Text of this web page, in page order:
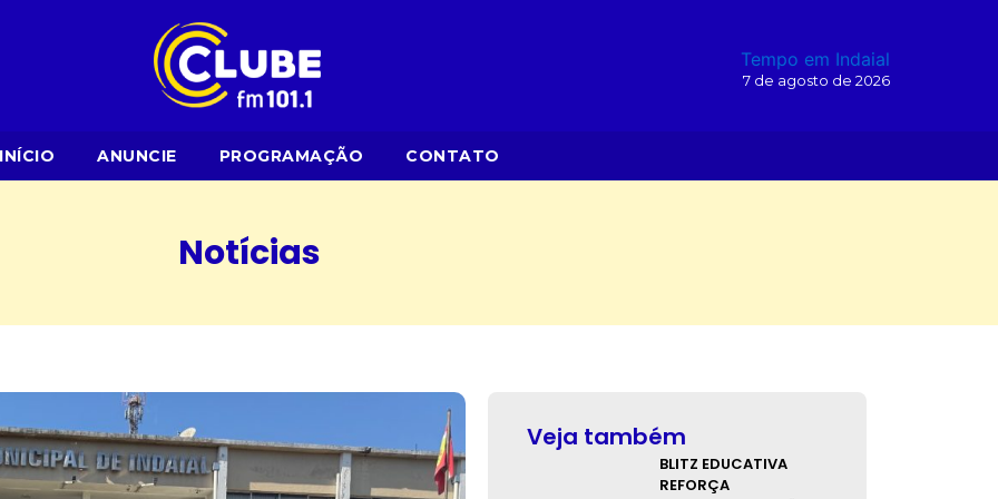
Tempo em Indaial
7 de agosto de 2026
INÍCIO ANUNCIE PROGRAMAÇÃO CONTATO
Notícias
Veja também
BLITZ EDUCATIVA
REFORÇA